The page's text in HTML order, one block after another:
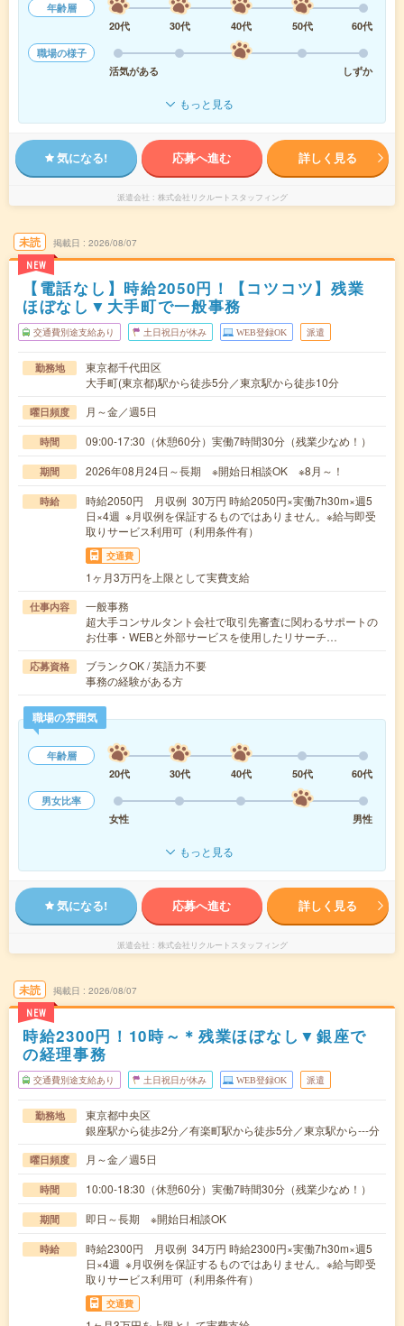
年齢層
20代
30代 40代 50代
60代
職場の様子
活気がある
しずか
もっと見る
気になる! 応募へ進む 詳しく見る
派遣会社 株式会社リクルートスタッフィング
未読
NEW
掲載日 2026/08/07
【電話なし】時給2050円！【コツコツ】残業
ほぼなし▼大手町で一般事務
交通費別途支給あり 土日祝日が休み WEB登録OK 派遣
勤務地
東京都千代田区
大手町(東京都)駅から徒歩5分／東京駅から徒歩10分
曜日頻度 月～金／週5日
時間 09:00-17:30（休憩60分）実働7時間30分（残業少なめ！）
期間 2026年08月24日～長期 ※開始日相談OK ※8月～！
時給
時給2050円 月収例 30万円 時給2050円×実働7h30m×週5
日×4週 ※月収例を保証するものではありません。※給与即受
取りサービス利用可（利用条件有）
交通費
1ヶ月3万円を上限として実費支給
仕事内容
一般事務
超大手コンサルタント会社で取引先審査に関わるサポートの
お仕事・WEBと外部サービスを使用したリサーチ…
応募資格
ブランクOK / 英語力不要
事務の経験がある方
職場の雰囲気
年齢層
20代
30代 40代 50代
60代
男女比率
女性
男性
もっと見る
気になる! 応募へ進む 詳しく見る
派遣会社 株式会社リクルートスタッフィング
未読
NEW
掲載日 2026/08/07
時給2300円！10時～＊残業ほぼなし▼銀座で
の経理事務
交通費別途支給あり 土日祝日が休み WEB登録OK 派遣
勤務地
東京都中央区
銀座駅から徒歩2分／有楽町駅から徒歩5分／東京駅から---分
曜日頻度 月～金／週5日
時間 10:00-18:30（休憩60分）実働7時間30分（残業少なめ！）
期間 即日～長期 ※開始日相談OK
時給
時給2300円 月収例 34万円 時給2300円×実働7h30m×週5
日×4週 ※月収例を保証するものではありません。※給与即受
取りサービス利用可（利用条件有）
交通費